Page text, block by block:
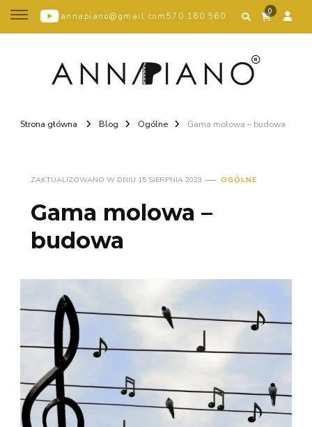
annapiano@gmail.com 570 160 560 0
Strona główna Blog Ogólne Gama molowa – budowa
ZAKTUALIZOWANO W DNIU 15 SIERPNIA 2023 OGÓLNE
Gama molowa –
budowa